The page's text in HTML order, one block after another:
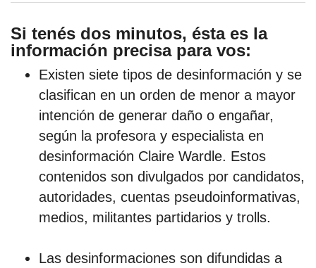
surti impreso
Si tenés dos minutos, ésta es la
información precisa para vos:
Existen siete tipos de desinformación y se
clasifican en un orden de menor a mayor
intención de generar daño o engañar,
según la profesora y especialista en
desinformación Claire Wardle. Estos
contenidos son divulgados por candidatos,
autoridades, cuentas pseudoinformativas,
medios, militantes partidarios y trolls.
Las desinformaciones son difundidas a